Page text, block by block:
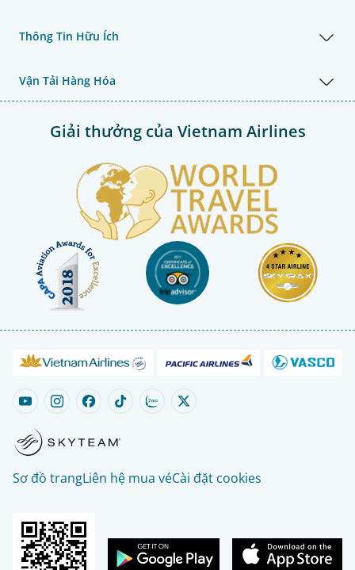
Thông Tin Hữu Ích
Vận Tải Hàng Hóa
Giải thưởng của Vietnam Airlines
Sơ đồ trangLiên hệ mua véCài đặt cookies